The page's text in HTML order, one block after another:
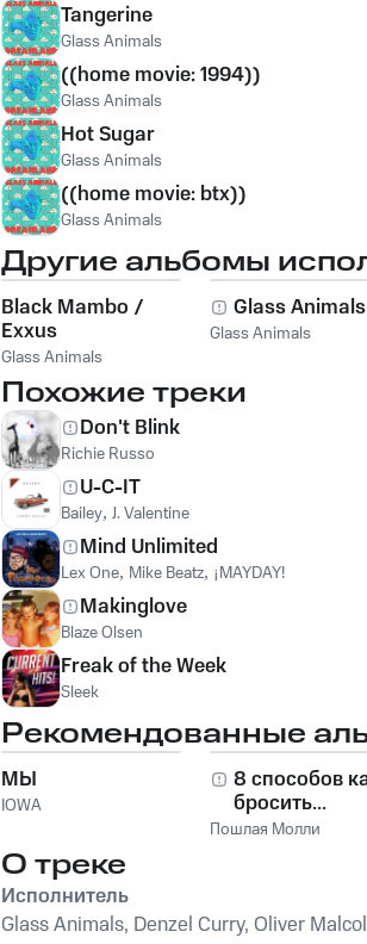
Tangerine
Glass Animals
((home movie: 1994))
Glass Animals
Hot Sugar
Glass Animals
((home movie: btx))
Glass Animals
Другие альбомы
Black Mambo /
Exxus
Glass Animals
Glass Animals
Glass Animals
Похожие треки
Don't Blink
Richie Russo
U-C-IT
Bailey, J. Valentine
Mind Unlimited
Lex One, Mike Beatz, ¡MAYDAY!
Makinglove
Blaze Olsen
Freak of the Week
Sleek
Рекомендованные
МЫ
IOWA
8 способов
бросить...
Пошлая Молли
О треке
Исполнитель
Glass Animals, Denzel Curry, Oliver